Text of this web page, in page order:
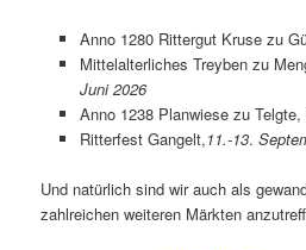
Anno 1280 Rittergut Kruse zu
Mittelalterliches Treyben zu
Juni 2026
Anno 1238 Planwiese zu Telgte,
Ritterfest Gangelt,11.-13.
Und natürlich sind wir auch als
zahlreichen weiteren Märkten